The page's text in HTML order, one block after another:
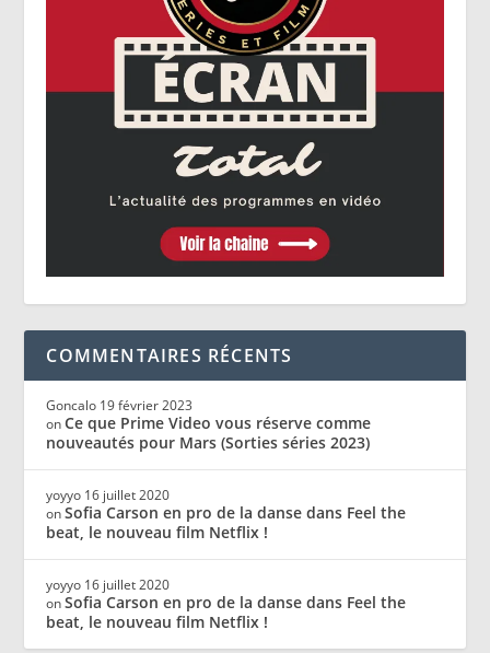
COMMENTAIRES RÉCENTS
Goncalo 19 février 2023
onCe que Prime Video vous réserve comme
nouveautés pour Mars (Sorties séries 2023)
yoyyo 16 juillet 2020
onSofia Carson en pro de la danse dans Feel the
beat, le nouveau film Netflix !
yoyyo 16 juillet 2020
onSofia Carson en pro de la danse dans Feel the
beat, le nouveau film Netflix !